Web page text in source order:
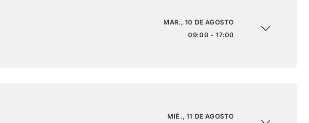
MAR., 10 DE AGOSTO
09:00 - 17:00
MIÉ., 11 DE AGOSTO